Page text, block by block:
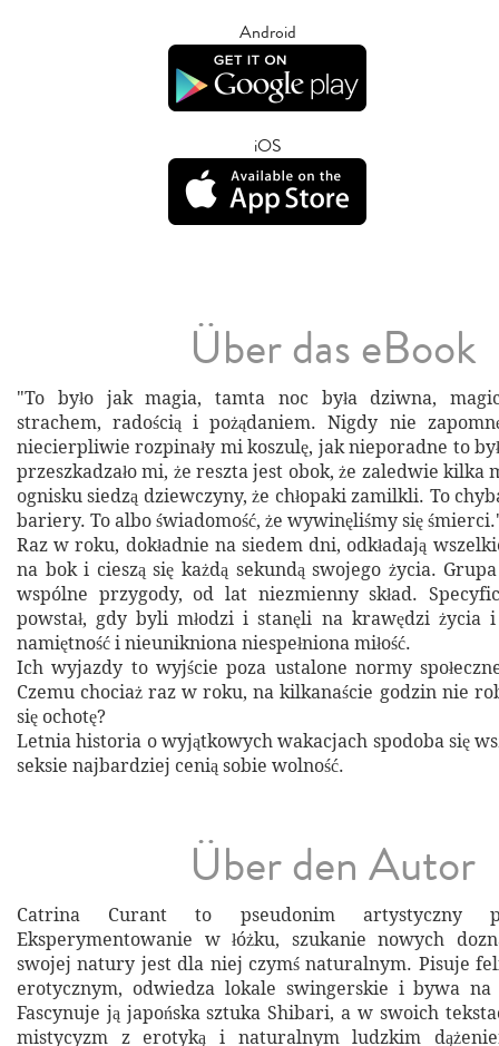
Android
iOS
Über das eBook
"To było jak magia, tamta noc była dziwna,
strachem, radością i pożądaniem. Nigdy nie
niecierpliwie rozpinały mi koszulę, jak nieporadne to
przeszkadzało mi, że reszta jest obok, że zaledwie
ognisku siedzą dziewczyny, że chłopaki zamilkli. To
bariery. To albo świadomość, że wywinęliśmy się
Raz w roku, dokładnie na siedem dni, odkładają
na bok i cieszą się każdą sekundą swojego życia.
wspólne przygody, od lat niezmienny skład.
powstał, gdy byli młodzi i stanęli na krawędzi życia i
namiętność i nieunikniona niespełniona miłość.
Ich wyjazdy to wyjście poza ustalone normy
Czemu chociaż raz w roku, na kilkanaście godzin nie
się ochotę?
Letnia historia o wyjątkowych wakacjach spodoba się
seksie najbardziej cenią sobie wolność.
Über den Autor
Catrina Curant to pseudonim artystyczny
Eksperymentowanie w łóżku, szukanie nowych
swojej natury jest dla niej czymś naturalnym. Pisuje
erotycznym, odwiedza lokale swingerskie i bywa na
Fascynuje ją japońska sztuka Shibari, a w swoich
mistycyzm z erotyką i naturalnym ludzkim